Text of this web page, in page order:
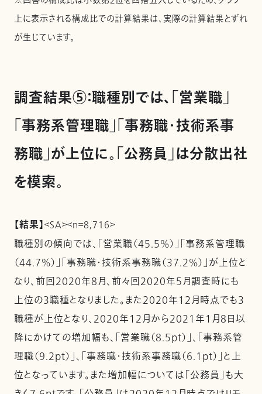
上に表示される構成比での計算結果は、実際の計算結果とずれ
が生じています。
調査結果⑤：職種別では、「営業職」
「事務系管理職」「事務職・技術系事
務職」が上位に。「公務員」は分散出社
を模索。
【結果】＜SA＞＜n＝8,716＞
職種別の傾向では、「営業職（45.5%）」「事務系管理職
（44.7%）」「事務職・技術系事務職（37.2%）」が上位と
なり、前回2020年8月、前々回2020年5月調査時にも
上位の3職種となりました。また2020年12月時点でも3
職種が上位となり、2020年12月から2021年1月8日以
降にかけての増加幅も、「営業職（8.5pt）」、「事務系管
理職（9.2pt）」、「事務職・技術系事務職（6.1pt）」と上
位となっています。また増加幅については「公務員」も大